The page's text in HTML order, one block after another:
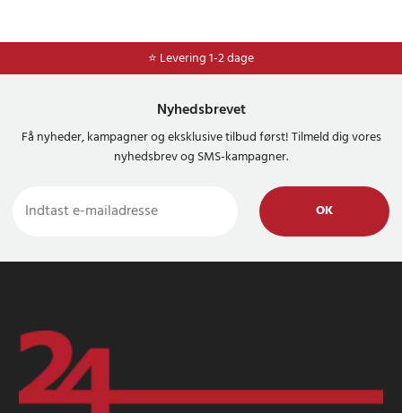
⭐ Levering 1-2 dage
⭐ 365 dages fortrydelsesret
Nyhedsbrevet
Få nyheder, kampagner og eksklusive tilbud først! Tilmeld dig vores
nyhedsbrev og SMS-kampagner.
OK